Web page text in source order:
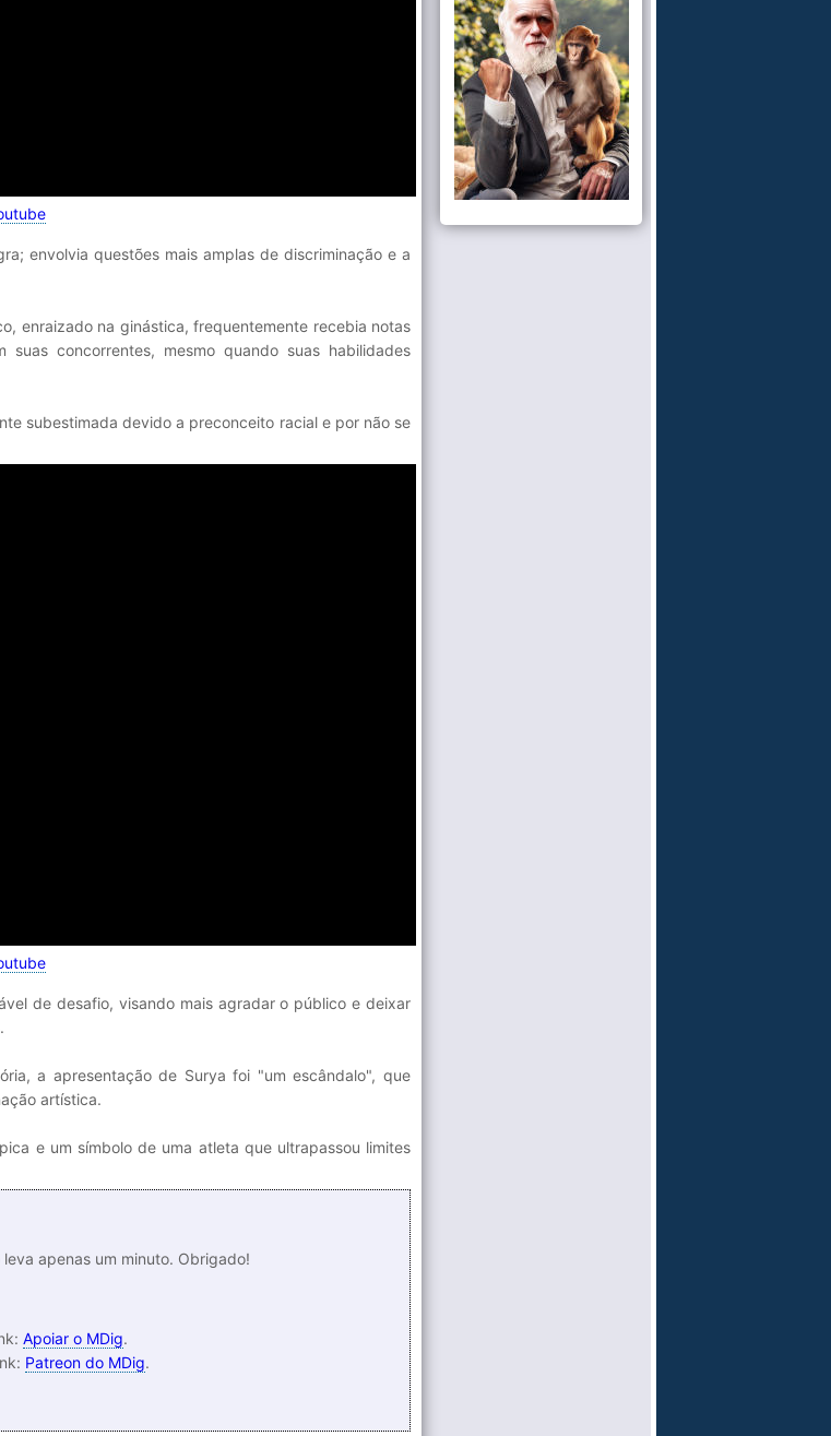
envolvia questões mais amplas de discriminação e a
enraizado na ginástica, frequentemente recebia notas
concorrentes, mesmo quando suas habilidades
subestimada devido a preconceito racial e por não se
de desafio, visando mais agradar o público e deixar
a apresentação de Surya foi "um escândalo", que
artística.
e um símbolo de uma atleta que ultrapassou limites
apenas um minuto. Obrigado!
Apoiar o MDig.
Patreon do MDig.